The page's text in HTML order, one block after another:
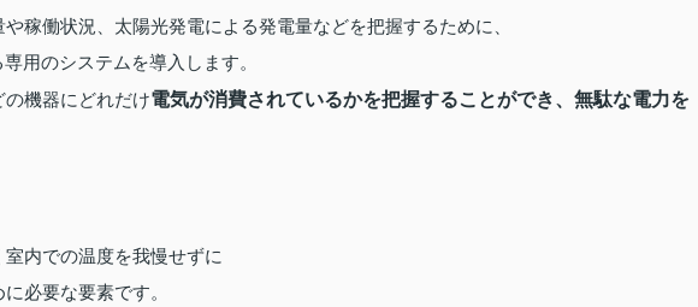
稼働状況、太陽光発電による発電量などを把握するために、
用のシステムを導入します。
機器にどれだけ電気が消費されているかを把握することができ、 無駄な電力を
内での温度を我慢せずに
必要な要素です。